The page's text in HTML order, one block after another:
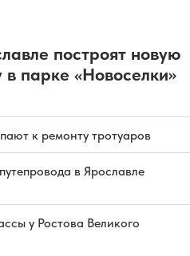
построят новую
в парке «Новоселки»
к ремонту тротуаров
в Ярославле
у Ростова Великого